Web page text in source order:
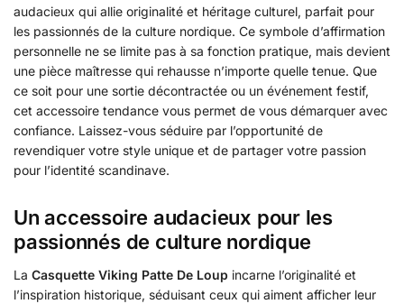
audacieux qui allie originalité et héritage culturel, parfait pour
les passionnés de la culture nordique. Ce symbole d’affirmation
personnelle ne se limite pas à sa fonction pratique, mais devient
une pièce maîtresse qui rehausse n’importe quelle tenue. Que
ce soit pour une sortie décontractée ou un événement festif,
cet accessoire tendance vous permet de vous démarquer avec
confiance. Laissez-vous séduire par l’opportunité de
revendiquer votre style unique et de partager votre passion
pour l’identité scandinave.
Un accessoire audacieux pour les
passionnés de culture nordique
La Casquette Viking Patte De Loup incarne l’originalité et
l’inspiration historique, séduisant ceux qui aiment afficher leur